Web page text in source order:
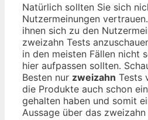
Natürlich sollten Sie sich
Nutzermeinungen
ihnen sich zu den
zweizahn Tests
in den meisten Fällen nicht
hier aufpassen sollten.
Besten nur zweizahn Tests
die Produkte auch schon
gehalten haben und somit
Aussage über das